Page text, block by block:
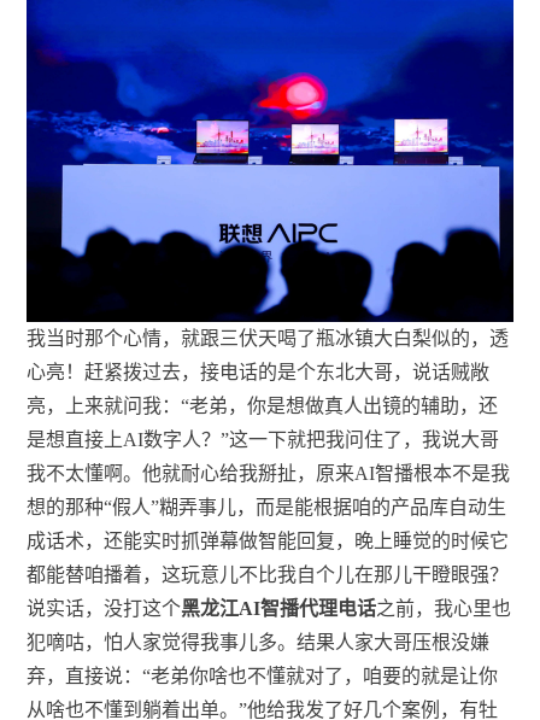
我当时那个心情，就跟三伏天喝了瓶冰镇大白梨似的，透
心亮！赶紧拨过去，接电话的是个东北大哥，说话贼敞
亮，上来就问我：“老弟，你是想做真人出镜的辅助，还
是想直接上AI数字人？”这一下就把我问住了，我说大哥
我不太懂啊。他就耐心给我掰扯，原来AI智播根本不是我
想的那种“假人”糊弄事儿，而是能根据咱的产品库自动生
成话术，还能实时抓弹幕做智能回复，晚上睡觉的时候它
都能替咱播着，这玩意儿不比我自个儿在那儿干瞪眼强？
说实话，没打这个黑龙江AI智播代理电话之前，我心里也
犯嘀咕，怕人家觉得我事儿多。结果人家大哥压根没嫌
弃，直接说：“老弟你啥也不懂就对了，咱要的就是让你
从啥也不懂到躺着出单。”他给我发了好几个案例，有牡